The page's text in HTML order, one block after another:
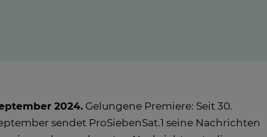
2024. Gelungene Premiere: Seit 30.
sendet ProSiebenSat.1 seine Nachrichten